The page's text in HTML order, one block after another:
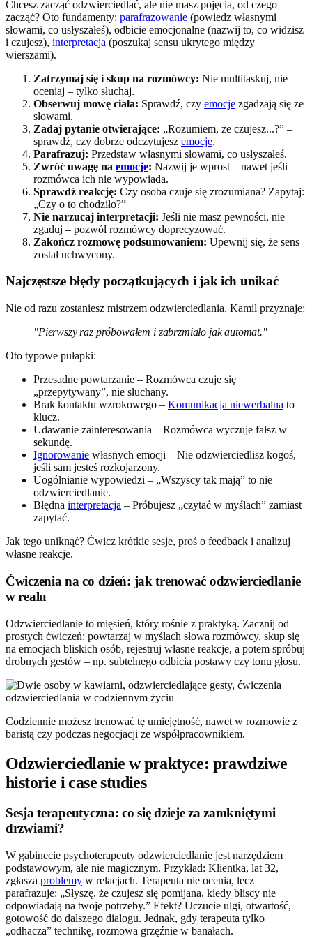
Chcesz zacząć odzwierciedlać, ale nie masz pojęcia, od czego
zacząć? Oto fundamenty: parafrazowanie (powiedz własnymi
słowami, co usłyszałeś), odbicie emocjonalne (nazwij to, co widzisz
i czujesz), interpretacja (poszukaj sensu ukrytego między
wierszami).
Zatrzymaj się i skup na rozmówcy: Nie multitaskuj, nie
oceniaj – tylko słuchaj.
Obserwuj mowę ciała: Sprawdź, czy emocje zgadzają się ze
słowami.
Zadaj pytanie otwierające: „Rozumiem, że czujesz...?” –
sprawdź, czy dobrze odczytujesz emocje.
Parafrazuj: Przedstaw własnymi słowami, co usłyszałeś.
Zwróć uwagę na emocje: Nazwij je wprost – nawet jeśli
rozmówca ich nie wypowiada.
Sprawdź reakcję: Czy osoba czuje się zrozumiana? Zapytaj:
„Czy o to chodziło?”
Nie narzucaj interpretacji: Jeśli nie masz pewności, nie
zgaduj – pozwól rozmówcy doprecyzować.
Zakończ rozmowę podsumowaniem: Upewnij się, że sens
został uchwycony.
Najczęstsze błędy początkujących i jak ich unikać
Nie od razu zostaniesz mistrzem odzwierciedlania. Kamil przyznaje:
"Pierwszy raz próbowałem i zabrzmiało jak automat."
Oto typowe pułapki:
Przesadne powtarzanie – Rozmówca czuje się
„przepytywany”, nie słuchany.
Brak kontaktu wzrokowego – Komunikacja niewerbalna to
klucz.
Udawanie zainteresowania – Rozmówca wyczuje fałsz w
sekundę.
Ignorowanie własnych emocji – Nie odzwierciedlisz kogoś,
jeśli sam jesteś rozkojarzony.
Uogólnianie wypowiedzi – „Wszyscy tak mają” to nie
odzwierciedlanie.
Błędna interpretacja – Próbujesz „czytać w myślach” zamiast
zapytać.
Jak tego uniknąć? Ćwicz krótkie sesje, proś o feedback i analizuj
własne reakcje.
Ćwiczenia na co dzień: jak trenować odzwierciedlanie
w realu
Odzwierciedlanie to mięsień, który rośnie z praktyką. Zacznij od
prostych ćwiczeń: powtarzaj w myślach słowa rozmówcy, skup się
na emocjach bliskich osób, rejestruj własne reakcje, a potem spróbuj
drobnych gestów – np. subtelnego odbicia postawy czy tonu głosu.
Codziennie możesz trenować tę umiejętność, nawet w rozmowie z
baristą czy podczas negocjacji ze współpracownikiem.
Odzwierciedlanie w praktyce: prawdziwe
historie i case studies
Sesja terapeutyczna: co się dzieje za zamkniętymi
drzwiami?
W gabinecie psychoterapeuty odzwierciedlanie jest narzędziem
podstawowym, ale nie magicznym. Przykład: Klientka, lat 32,
zgłasza problemy w relacjach. Terapeuta nie ocenia, lecz
parafrazuje: „Słyszę, że czujesz się pomijana, kiedy bliscy nie
odpowiadają na twoje potrzeby.” Efekt? Uczucie ulgi, otwartość,
gotowość do dalszego dialogu. Jednak, gdy terapeuta tylko
„odhacza” technikę, rozmowa grzęźnie w banałach.